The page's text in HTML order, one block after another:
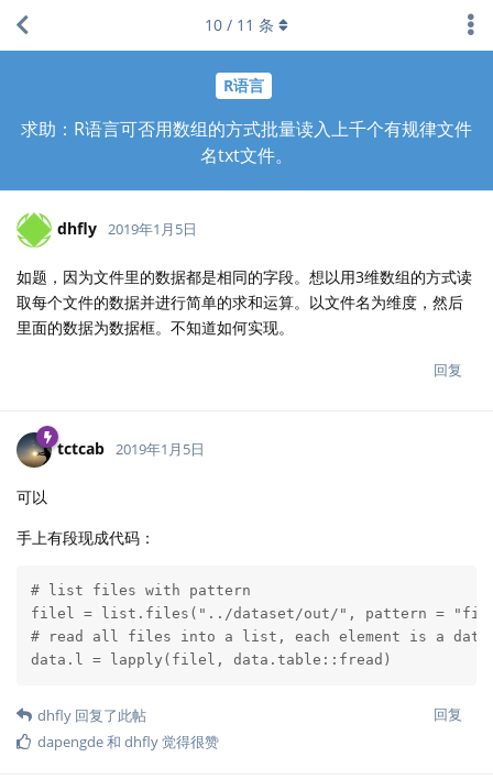
R语言
求助：R语言可否用数组的方式批量读入上千个有规律文件
名txt文件。
10 / 11 条
dhfly 2019年1月5日
如题，因为文件里的数据都是相同的字段。想以用3维数组的方式读
取每个文件的数据并进行简单的求和运算。以文件名为维度，然后
里面的数据为数据框。不知道如何实现。
回复
tctcab 2019年1月5日
可以
手上有段现成代码：
# list files with pattern
filel = list.files("../dataset/out/", pattern =
# read all files into a list, each element is a
data.l = lapply(filel, data.table::fread)
回复
dhfly 回复了此帖
dapengde和 dhfly觉得很赞